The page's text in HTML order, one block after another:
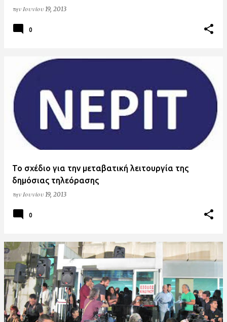
την Ιουνίου 19, 2013
0
Το σχέδιο για την μεταβατική λειτουργία της
δημόσιας τηλεόρασης
την Ιουνίου 19, 2013
0